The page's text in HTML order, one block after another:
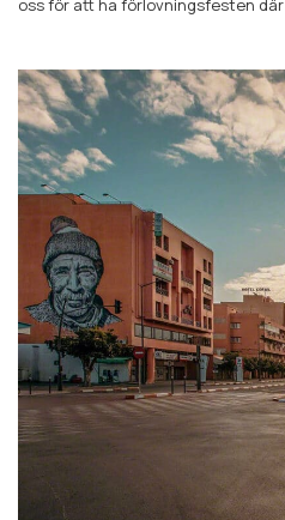
oss för att ha förlovningsfesten